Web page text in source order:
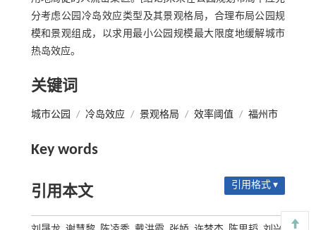
分考虑公园冷岛效应类型及其景观格局，合理布局公园规
模和景观组成，以求用最小公园规模最大限度地缓解城市
热岛效应。
关键词
城市公园 / 冷岛效应 / 景观格局 / 效率阈值 / 福州市
Key words
引用本文 引用格式 ▾